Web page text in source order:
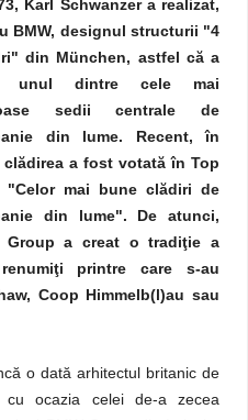
Karl Schwanzer a realizat,
BMW, designul structurii "4
din München, astfel că a
unul dintre cele mai
sedii centrale de
din lume. Recent, în
clădirea a fost votată în Top
"Celor mai bune clădiri de
din lume". De atunci,
Group a creat o tradiţie a
printre care s-au
Coop Himmelb(l)au sau
o dată arhitectul britanic de
ocazia celei de-a zecea